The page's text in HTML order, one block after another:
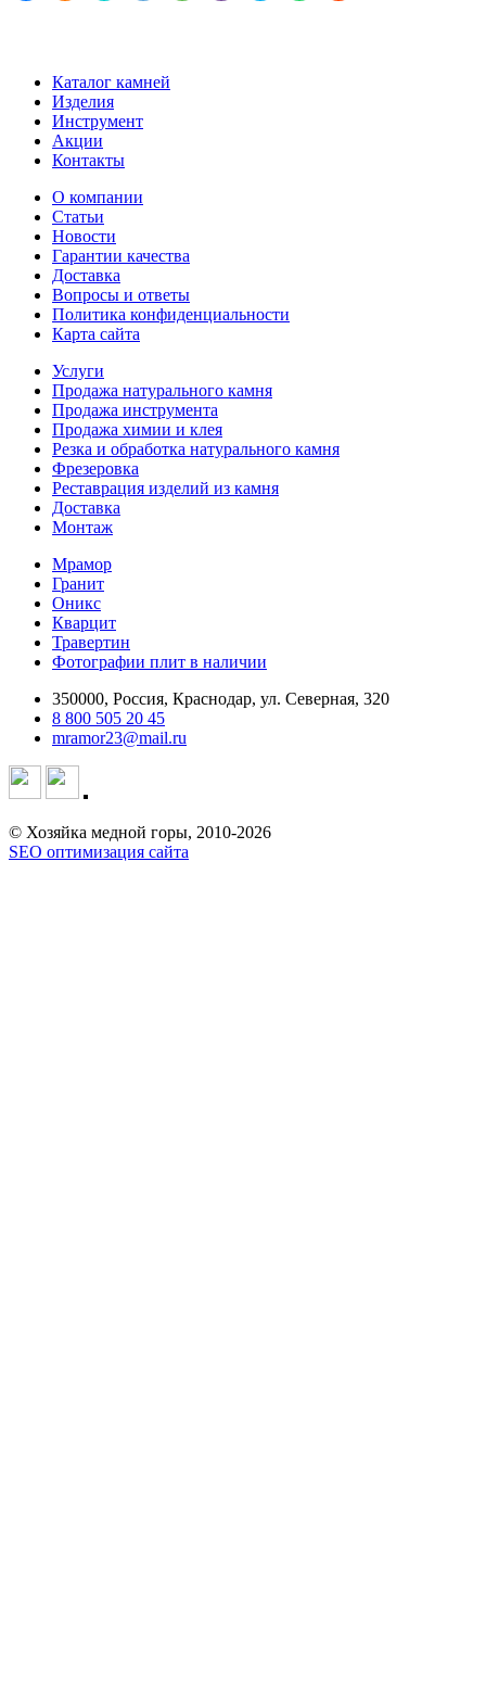
Каталог камней
Изделия
Инструмент
Акции
Контакты
О компании
Статьи
Новости
Гарантии качества
Доставка
Вопросы и ответы
Политика конфиденциальности
Карта сайта
Услуги
Продажа натурального камня
Продажа инструмента
Продажа химии и клея
Резка и обработка натурального камня
Фрезеровка
Реставрация изделий из камня
Доставка
Монтаж
Мрамор
Гранит
Оникс
Кварцит
Травертин
Фотографии плит в наличии
350000, Россия, Краснодар, ул. Северная, 320
8 800 505 20 45
mramor23@mail.ru
© Хозяйка медной горы, 2010-2026
SEO оптимизация сайта